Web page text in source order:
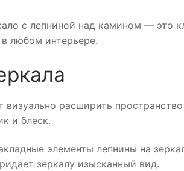
с лепниной над камином — это
любом интерьере.
визуально расширить
и блеск.
элементы лепнины на
зеркалу изысканный вид.